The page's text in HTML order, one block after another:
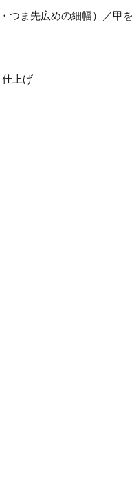
つま先広めの細幅）／甲
仕上げ